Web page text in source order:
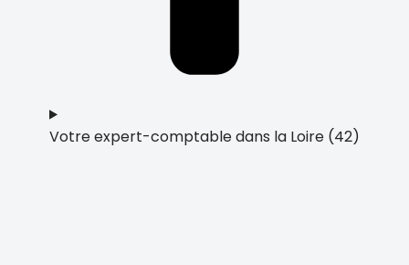
Votre expert-comptable dans la Loire (42)